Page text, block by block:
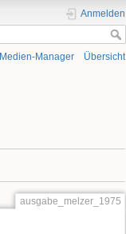
Anmelden
Medien-Manager Übersicht
ausgabe_melzer_1975